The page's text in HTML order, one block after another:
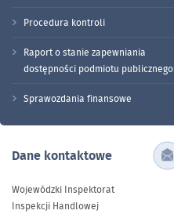
Procedura kontroli
Raport o stanie zapewniania
dostępności podmiotu publicznego
Sprawozdania finansowe
Dane kontaktowe
Wojewódzki Inspektorat
Inspekcji Handlowej